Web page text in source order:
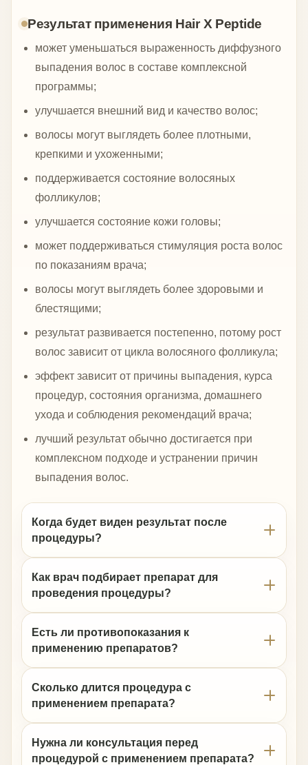
Результат применения Hair X Peptide
может уменьшаться выраженность диффузного
выпадения волос в составе комплексной
программы;
улучшается внешний вид и качество волос;
волосы могут выглядеть более плотными,
крепкими и ухоженными;
поддерживается состояние волосяных
фолликулов;
улучшается состояние кожи головы;
может поддерживаться стимуляция роста волос
по показаниям врача;
волосы могут выглядеть более здоровыми и
блестящими;
результат развивается постепенно, потому рост
волос зависит от цикла волосяного фолликула;
эффект зависит от причины выпадения, курса
процедур, состояния организма, домашнего
ухода и соблюдения рекомендаций врача;
лучший результат обычно достигается при
комплексном подходе и устранении причин
выпадения волос.
Когда будет виден результат после
процедуры?
Как врач подбирает препарат для
проведения процедуры?
Есть ли противопоказания к
применению препаратов?
Сколько длится процедура с
применением препарата?
Нужна ли консультация перед
процедурой с применением препарата?